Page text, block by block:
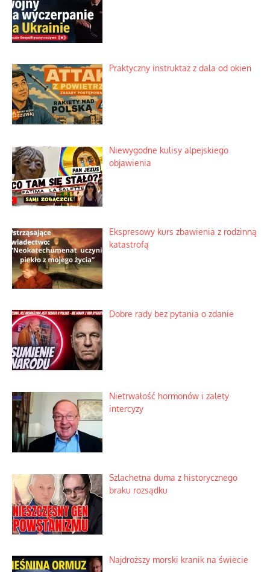
Praktyczny instruktaż z dala od okien
Niewygodne kulisy alpejskiego
objawienia
Ekspresowy kurs zbawienia z rodzinną
katastrofą
Dobre rady bez pytania o zdanie
Nietrwałość hormonów i zalety
intercyzy
Szlachetna duma z historycznego
braku rozsądku
Najdroższy morski kranik na świecie